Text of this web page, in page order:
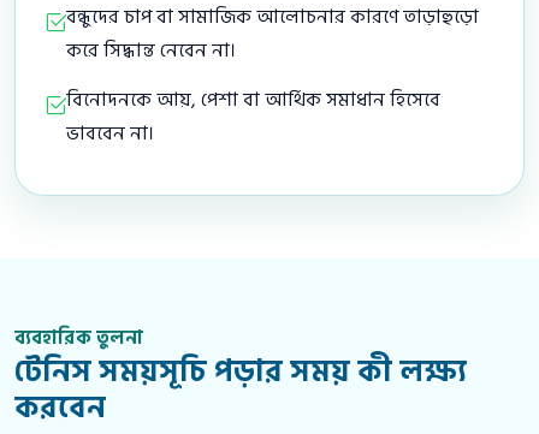
বন্ধুদের চাপ বা সামাজিক আলোচনার কারণে তাড়াহুড়ো
করে সিদ্ধান্ত নেবেন না।
বিনোদনকে আয়, পেশা বা আর্থিক সমাধান হিসেবে
ভাববেন না।
ব্যবহারিক তুলনা
টেনিস সময়সূচি পড়ার সময় কী লক্ষ্য
করবেন